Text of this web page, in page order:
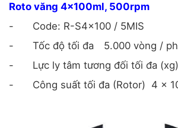
Roto văng 4x100ml, 500rpm
-
Code: R-S4x100 / 5MIS
-
Tốc độ tối đa
5.000 vòng /
-
Lực ly tâm tương đối tối đa
-
Công suất tối đa (Rotor) 4 x